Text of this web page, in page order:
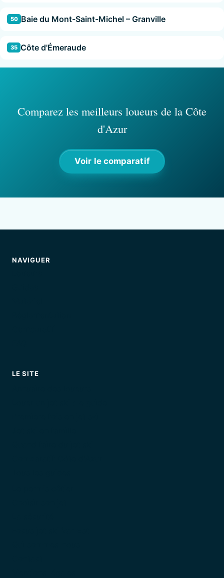
50 Baie du Mont-Saint-Michel – Granville
35 Côte d'Émeraude
Comparez les meilleurs loueurs de la Côte
d'Azur
Voir le comparatif
NAVIGUER
LE SITE